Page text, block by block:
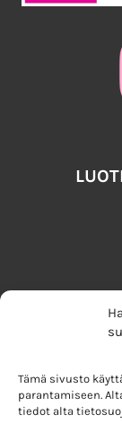
Tämä sivusto
parantamiseen.
tiedot alta